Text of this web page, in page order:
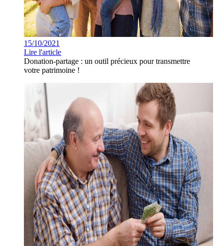
15/10/2021
Lire l'article
Donation-partage : un outil précieux pour transmettre
votre patrimoine !